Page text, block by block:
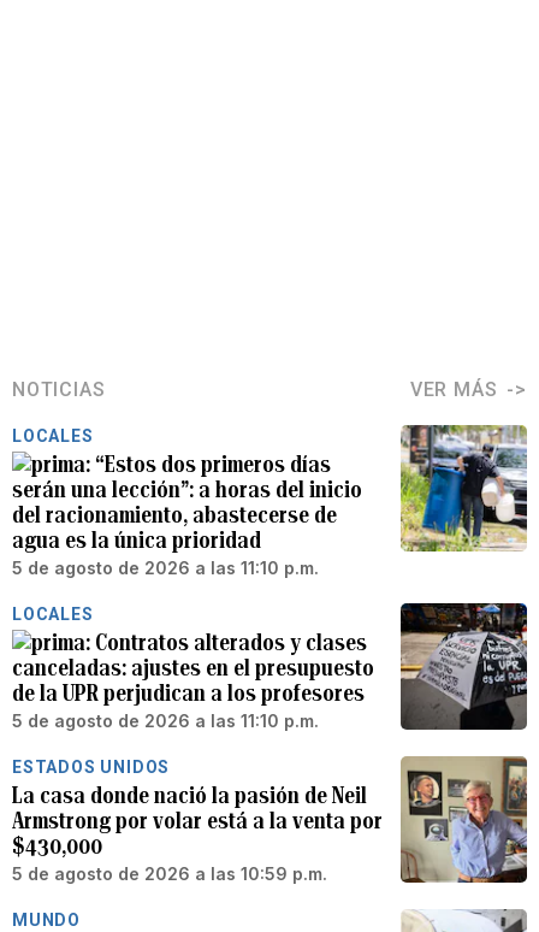
NOTICIAS VER MÁS
LOCALES
“Estos dos primeros días
serán una lección”: a horas del inicio
del racionamiento, abastecerse de
agua es la única prioridad
5 de agosto de 2026 a las 11:10 p.m.
LOCALES
Contratos alterados y clases
canceladas: ajustes en el presupuesto
de la UPR perjudican a los profesores
5 de agosto de 2026 a las 11:10 p.m.
ESTADOS UNIDOS
La casa donde nació la pasión de Neil
Armstrong por volar está a la venta por
$430,000
5 de agosto de 2026 a las 10:59 p.m.
MUNDO